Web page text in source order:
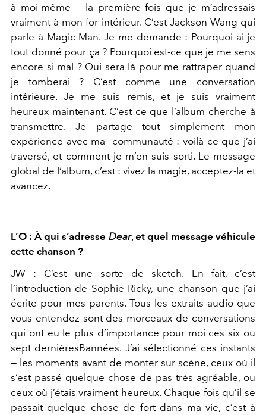
à moi-même — la première fois que je m’adressais
vraiment à mon for intérieur. C’est Jackson Wang qui
parle à Magic Man. Je me demande : Pourquoi ai-je
tout donné pour ça ? Pourquoi est-ce que je me sens
encore si mal ? Qui sera là pour me rattraper quand
je tomberai ? C’est comme une conversation
intérieure. Je me suis remis, et je suis vraiment
heureux maintenant. C’est ce que l’album cherche à
transmettre. Je partage tout simplement mon
expérience avec ma communauté : voilà ce que j’ai
traversé, et comment je m’en suis sorti. Le message
global de l’album, c’est : vivez la magie, acceptez-la et
avancez.
L’O : À qui s’adresse Dear, et quel message véhicule
cette chanson ?
JW : C’est une sorte de sketch. En fait, c’est
l’introduction de Sophie Ricky, une chanson que j’ai
écrite pour mes parents. Tous les extraits audio que
vous entendez sont des morceaux de conversations
qui ont eu le plus d’importance pour moi ces six ou
sept dernièresBannées. J’ai sélectionné ces instants
— les moments avant de monter sur scène, ceux où il
s’est passé quelque chose de pas très agréable, ou
ceux où j’étais vraiment heureux. Chaque fois qu’il se
passait quelque chose de fort dans ma vie, c’est à